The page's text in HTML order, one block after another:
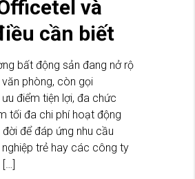
và
cần biết
bất động sản đang nở rộ
phòng, còn gọi
điểm tiện lợi, đa chức
tối đa chi phí hoạt động
để đáp ứng nhu cầu
trẻ hay các công ty
[…]